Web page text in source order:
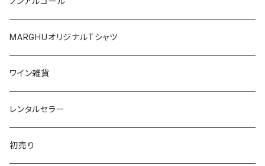
オーストリア
南アフリカ
ポルトガル
日本
ポルトガル
MARGHUオリジナルTシャツ
ワイン雑貨
レンタルセラー
初売り